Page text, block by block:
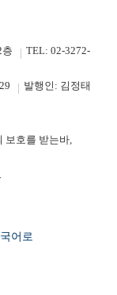
TEL: 02-3272-
발행인: 김정태
보호를 받는바,
어로